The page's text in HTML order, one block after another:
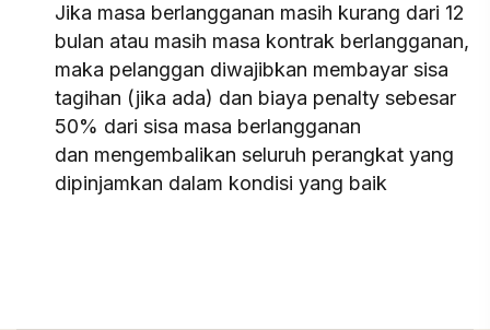
Jika masa berlangganan masih kurang dari 12
bulan atau masih masa kontrak berlangganan,
maka pelanggan diwajibkan membayar sisa
tagihan (jika ada) dan biaya penalty sebesar
50% dari sisa masa berlangganan
dan mengembalikan seluruh perangkat yang
dipinjamkan dalam kondisi yang baik